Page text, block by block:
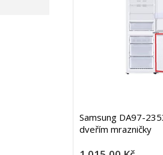
Samsung DA97-
dveřím mrazničky